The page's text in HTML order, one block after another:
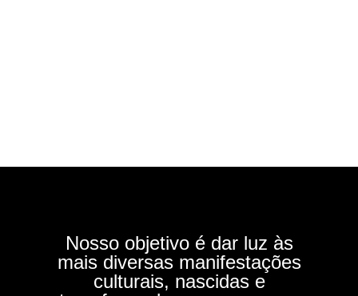
Nosso objetivo é dar luz às
mais diversas manifestações
culturais, nascidas e